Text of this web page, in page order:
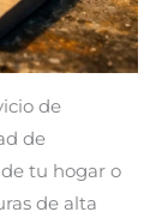
de
de
tu hogar o
de alta